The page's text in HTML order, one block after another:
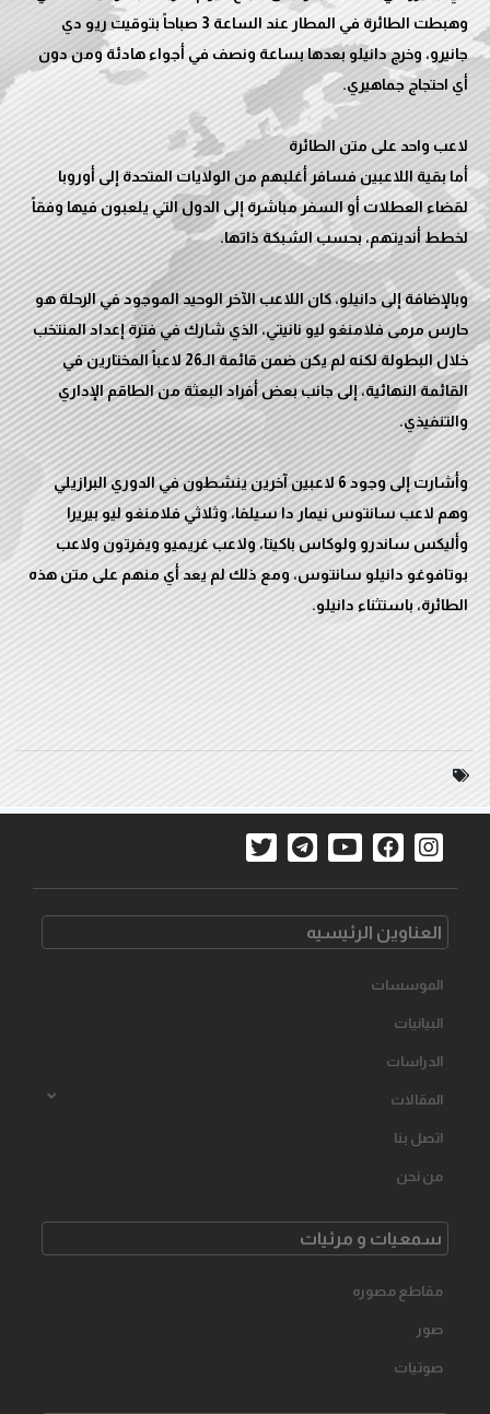
وهبطت الطائرة في المطار عند الساعة 3 صباحاً بتوقيت ريو دي
جانيرو، وخرج دانيلو بعدها بساعة ونصف في أجواء هادئة ومن دون
أما بقية اللاعبين فسافر أغلبهم من الولايات المتحدة إلى أوروبا
لقضاء العطلات أو السفر مباشرة إلى الدول التي يلعبون فيها وفقاً
وبالإضافة إلى دانيلو، كان اللاعب الآخر الوحيد الموجود في الرحلة هو
حارس مرمى فلامنغو ليو نانيتي، الذي شارك في فترة إعداد المنتخب
خلال البطولة لكنه لم يكن ضمن قائمة الـ26 لاعباً المختارين في
القائمة النهائية، إلى جانب بعض أفراد البعثة من الطاقم الإداري
وأشارت إلى وجود 6 لاعبين آخرين ينشطون في الدوري البرازيلي
وهم لاعب سانتوس نيمار دا سيلفا، وثلاثي فلامنغو ليو بيريرا
وأليكس ساندرو ولوكاس باكيتا، ولاعب غريميو ويفرتون ولاعب
بوتافوغو دانيلو سانتوس، ومع ذلك لم يعد أي منهم على متن هذه
الطائرة، باستثناء دانيلو.
العناوین الرئیسیه
الموسسات
البیانیات
الدراسات
المقالات
اتصل بنا
من نحن
سمعیات و مرئیات
مقاطع مصوره
صور
صوتیات